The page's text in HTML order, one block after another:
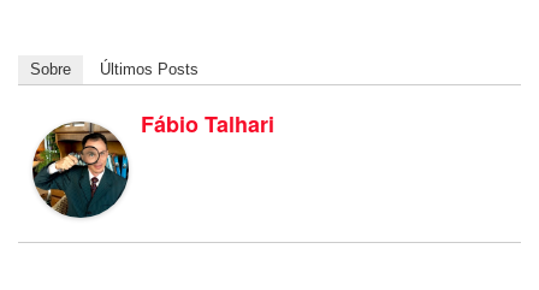
Sobre Últimos Posts
Fábio Talhari